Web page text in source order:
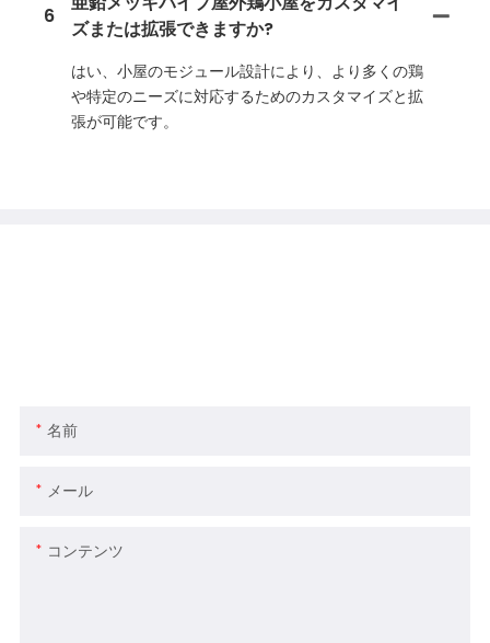
6
ズまたは拡張できますか?
はい、小屋のモジュール設計により、より多くの鶏
や特定のニーズに対応するためのカスタマイズと拡
張が可能です。
名前
メール
コンテンツ